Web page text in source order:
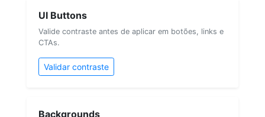
UI Buttons
Valide contraste antes de aplicar em botões, links e
CTAs.
Validar contraste
Backgrounds